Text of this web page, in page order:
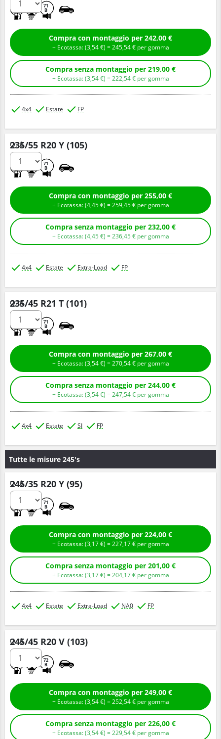
71
B
Compra con montaggio per 242,00 €
+ Ecotassa: (3,54€ ) =245,54€ per gomma
Compra senza montaggio per 219,00 €
+ Ecotassa: (3,54€ ) =222,54€ per gomma
4x4 Estate FP
235/55 R20 Y (105)
71
B
Q.tà
Compra con montaggio per 255,00 €
+ Ecotassa: (4,45€ ) =259,45€ per gomma
Compra senza montaggio per 232,00 €
+ Ecotassa: (4,45€ ) =236,45€ per gomma
4x4 Estate Extra-Load FP
235/45 R21 T (101)
71
B
Q.tà
Compra con montaggio per 267,00 €
+ Ecotassa: (3,54€ ) =270,54€ per gomma
Compra senza montaggio per 244,00 €
+ Ecotassa: (3,54€ ) =247,54€ per gomma
4x4 Estate SI FP
Tutte le misure 245's
245/35 R20 Y (95)
71
B
Q.tà
Compra con montaggio per 224,00 €
+ Ecotassa: (3,17€ ) =227,17€ per gomma
Compra senza montaggio per 201,00 €
+ Ecotassa: (3,17€ ) =204,17€ per gomma
4x4 Estate Extra-Load NA0 FP
245/45 R20 V (103)
72
B
Q.tà
Compra con montaggio per 249,00 €
+ Ecotassa: (3,54€ ) =252,54€ per gomma
Compra senza montaggio per 226,00 €
+ Ecotassa: (3,54€ ) =229,54€ per gomma